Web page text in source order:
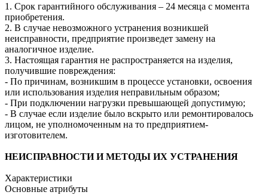
1. Срок гарантийного обслуживания – 24 месяца с момента
приобретения.
2. В случае невозможного устранения возникшей
неисправности, предприятие произведет замену на
аналогичное изделие.
3. Настоящая гарантия не распространяется на изделия,
получившие повреждения:
- По причинам, возникшим в процессе установки, освоения
или использования изделия неправильным образом;
- При подключении нагрузки превышающей допустимую;
- В случае если изделие было вскрыто или ремонтировалось
лицом, не уполномоченным на то предприятием-
изготовителем.
НЕИСПРАВНОСТИ И МЕТОДЫ ИХ УСТРАНЕНИЯ
Характеристики
Основные атрибуты